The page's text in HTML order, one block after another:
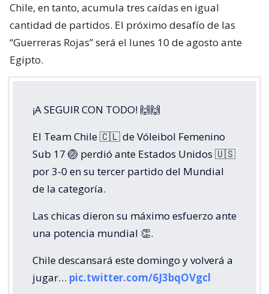
Chile, en tanto, acumula tres caídas en igual
cantidad de partidos. El próximo desafío de las
“Guerreras Rojas” será el lunes 10 de agosto ante
Egipto.
¡A SEGUIR CON TODO! 🙌🙌
El Team Chile 🇨🇱 de Vóleibol Femenino
Sub 17 🏐 perdió ante Estados Unidos 🇺🇸
por 3-0 en su tercer partido del Mundial
de la categoría.
Las chicas dieron su máximo esfuerzo ante
una potencia mundial 👏.
Chile descansará este domingo y volverá a
jugar… pic.twitter.com/6J3bqOVgcl